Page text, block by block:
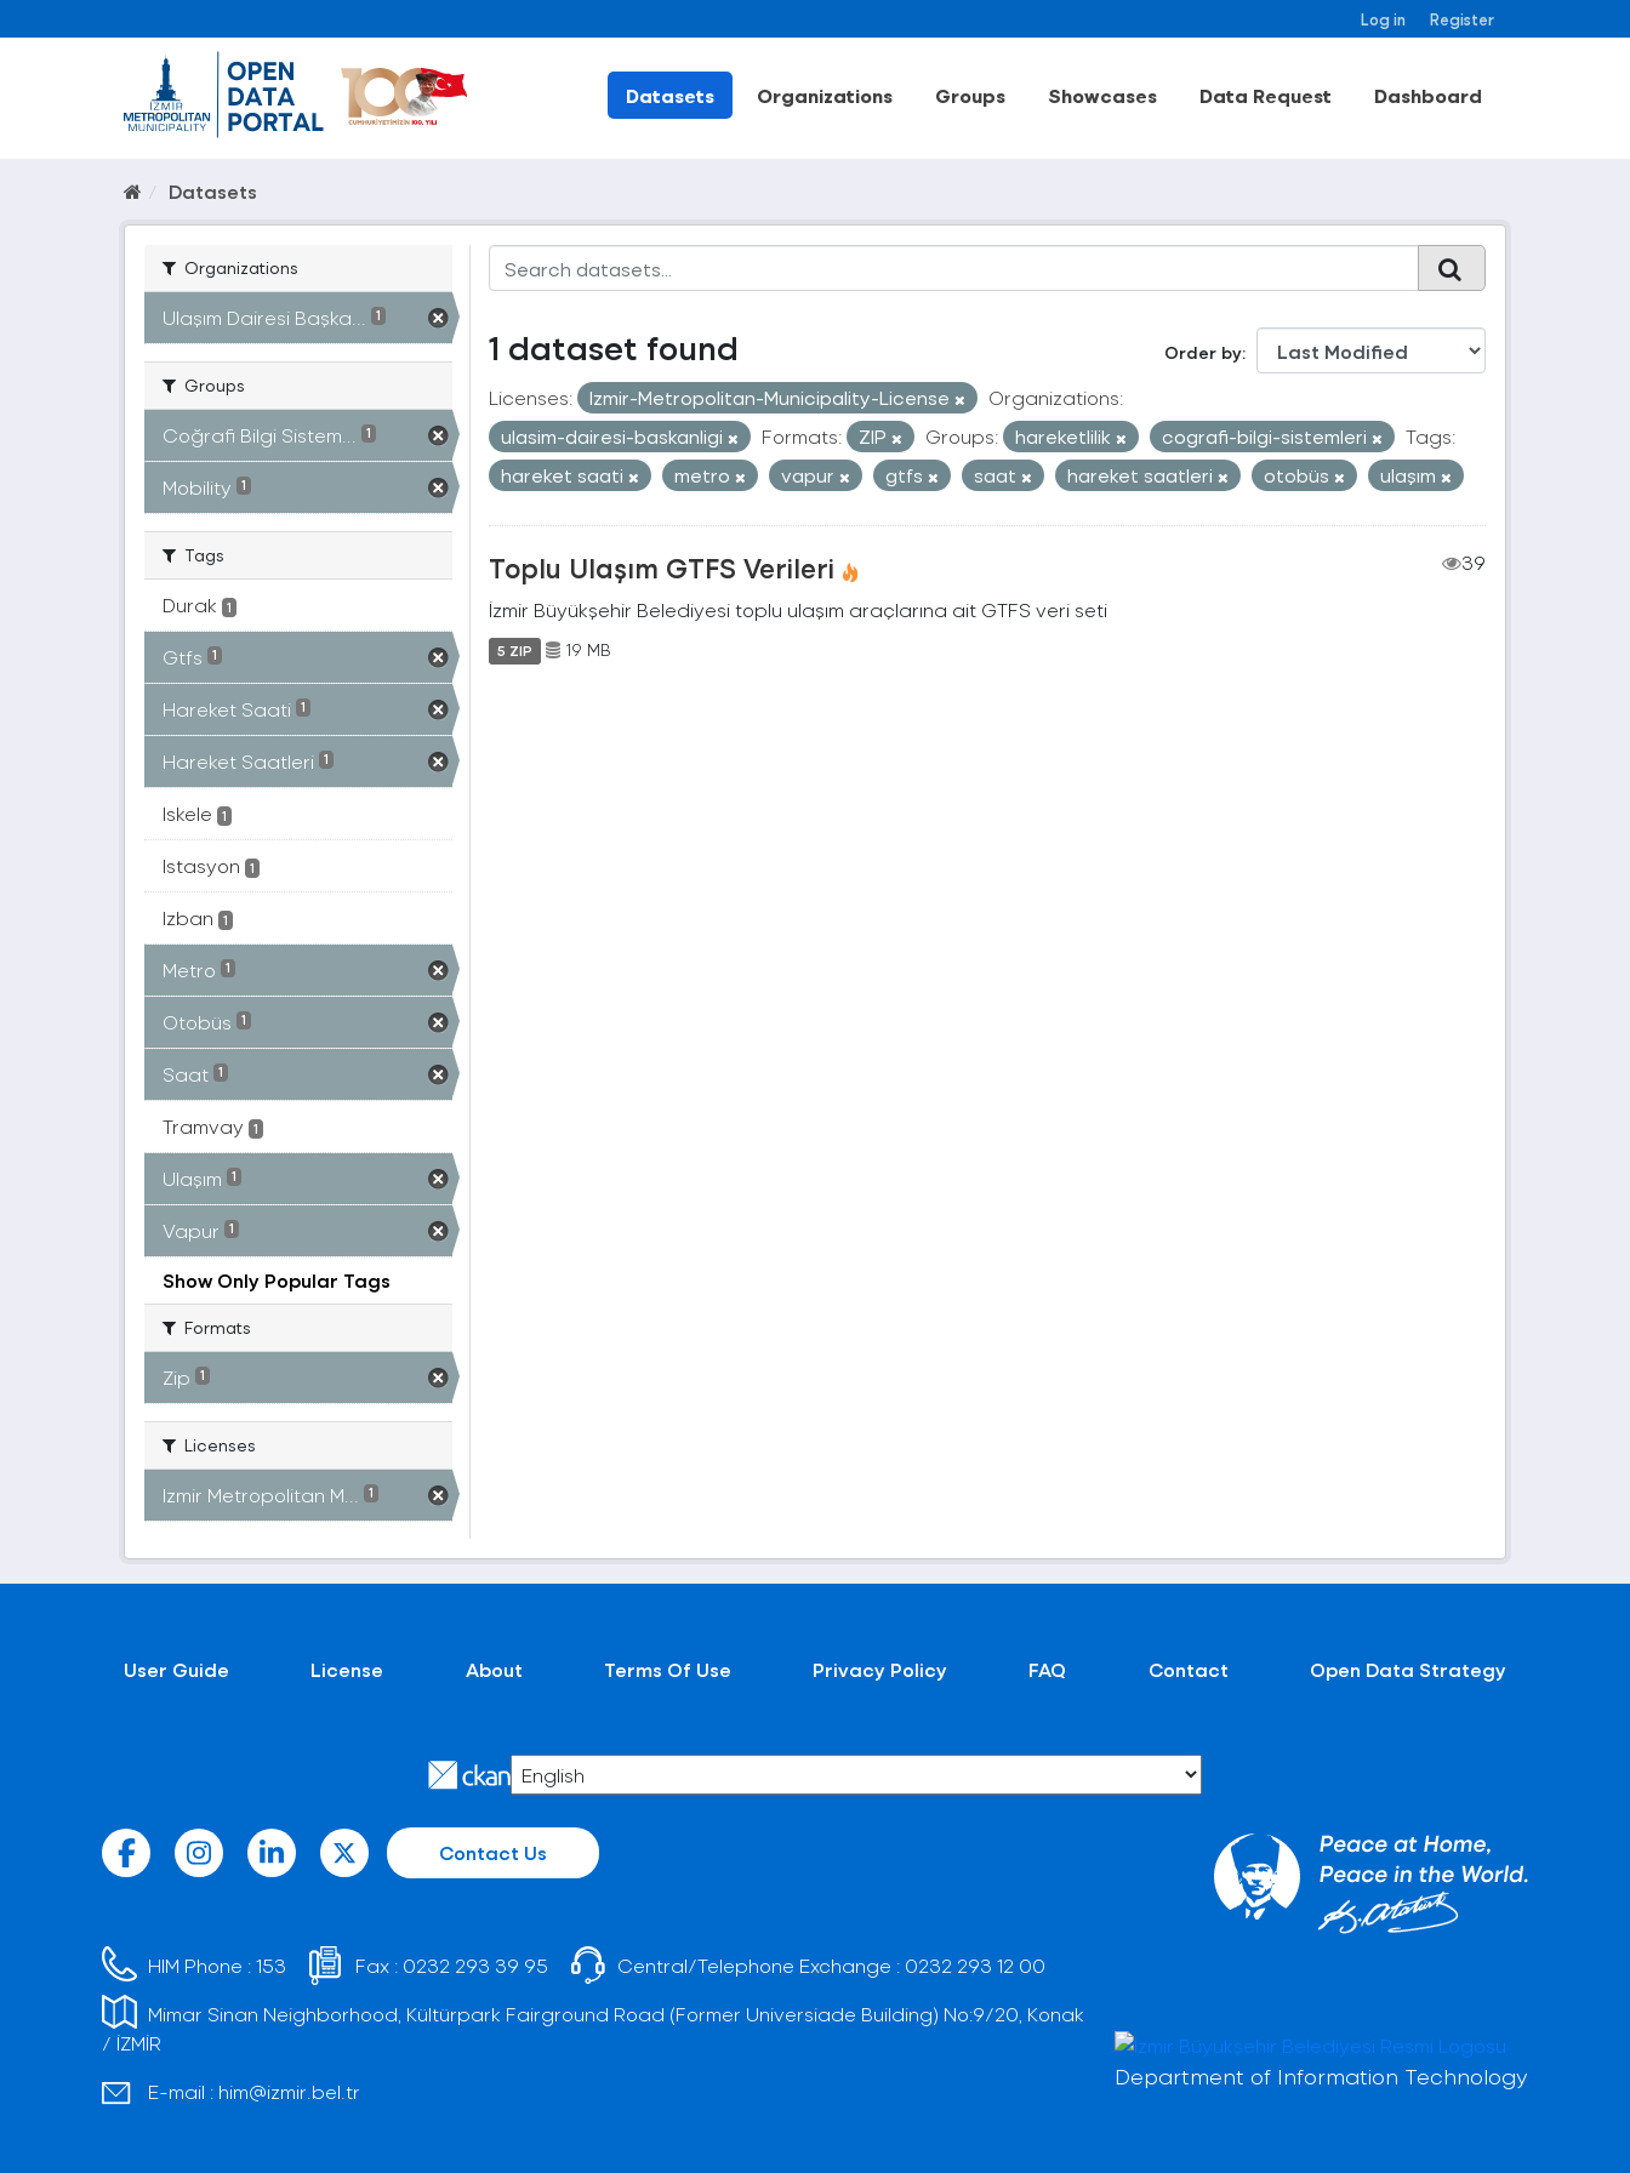
Log in Register
Datasets Organizations Groups Showcases Data Request Dashboard
Datasets
Organizations
Ulaşım Dairesi Başka... 1
Groups
Coğrafi Bilgi Sistem... 1
Mobility 1
Tags
Durak 1
Gtfs 1
Hareket Saati 1
Hareket Saatleri 1
Iskele 1
Istasyon 1
Izban 1
Metro 1
Otobüs 1
Saat 1
Tramvay 1
Ulaşım 1
Vapur 1
Show Only Popular Tags
Formats
Zip 1
Licenses
Izmir Metropolitan M... 1
Order by
1 dataset found
Licenses: Izmir-Metropolitan-Municipality-License
Organizations:
ulasim-dairesi-baskanligi
Formats: ZIP Groups: hareketlilik cografi-bilgi-sistemleri
Tags:
hareket saati
metro vapur gtfs saat hareket saatleri otobüs ulaşım
Toplu Ulaşım GTFS Verileri
39
İzmir Büyükşehir Belediyesi toplu ulaşım araçlarına ait GTFS veri seti
5 ZIP 19 MB
User Guide License About Terms Of Use Privacy Policy FAQ Contact Open Data Strategy
Contact Us
HIM Phone :153 Fax : 0232 293 39 95 Central/Telephone Exchange : 0232 293 12 00
Mimar Sinan Neighborhood, Kültürpark Fairground Road (Former Universiade Building) No:9/20, Konak
/ İZMİR
E-mail : him@izmir.bel.tr
Department of Information Technology